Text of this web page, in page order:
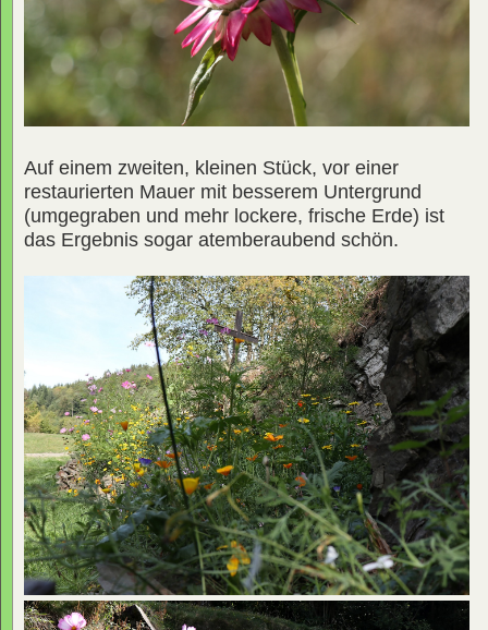
Auf einem zweiten, kleinen Stück, vor einer
restaurierten Mauer mit besserem Untergrund
(umgegraben und mehr lockere, frische Erde) ist
das Ergebnis sogar atemberaubend schön.